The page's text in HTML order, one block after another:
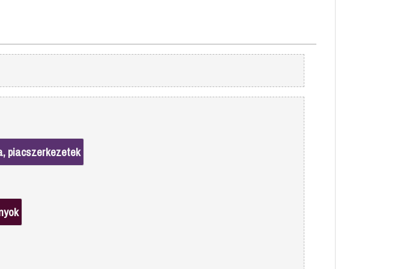
piacszerkezetek